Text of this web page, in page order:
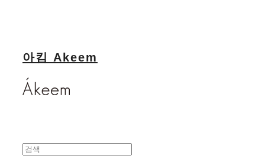
아킴 Akeem